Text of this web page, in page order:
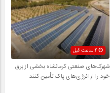
شهرک‌های صنعتی کرمانشاه بخشی از برق
خود را از انرژی‌های پاک تأمین کنند